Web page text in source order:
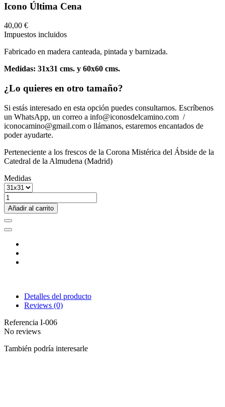
Icono Última Cena
40,00 €
Impuestos incluidos
Fabricado en madera canteada, pintada y barnizada.
Medidas: 31x31 cms. y 60x60 cms.
¿Lo quieres en otro tamaño?
Si estás interesado en esta opción puedes consultarnos. Escríbenos
un WhatsApp, un correo a info@iconosdelcamino.com /
iconocamino@gmail.com o llámanos, estaremos encantados de
poder ayudarte.
Perteneciente a los frescos de la Corona Mistérica del Ábside de la
Catedral de la Almudena (Madrid)
Medidas
Añadir al carrito
Detalles del producto
Reviews (0)
Referencia I-006
No reviews
También podría interesarle